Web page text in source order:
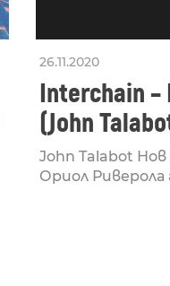
26.11.2020
Interchain –
(John
John Talabot
Ориол Риверола